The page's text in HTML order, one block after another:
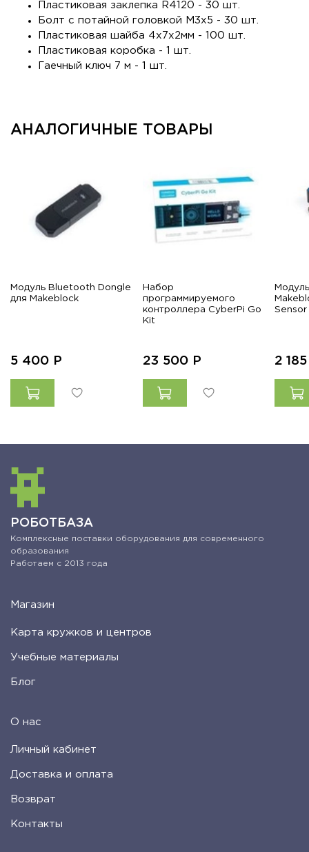
Пластиковая заклепка R4120 - 30 шт.
Болт с потайной головкой M3x5 - 30 шт.
Пластиковая шайба 4x7x2мм - 100 шт.
Пластиковая коробка - 1 шт.
Гаечный ключ 7 м - 1 шт.
АНАЛОГИЧНЫЕ ТОВАРЫ
Модуль Bluetooth Dongle
для Makeblock
5 400 Р
Набор
программируемого
контроллера CyberPi Go
Kit
23 500 Р
Sensor
2
РОБОТБАЗА
Комплексные поставки оборудования для современного
образования
Работаем с 2013 года
Магазин
Карта кружков и центров
Учебные материалы
Блог
О нас
Личный кабинет
Доставка и оплата
Возврат
Контакты